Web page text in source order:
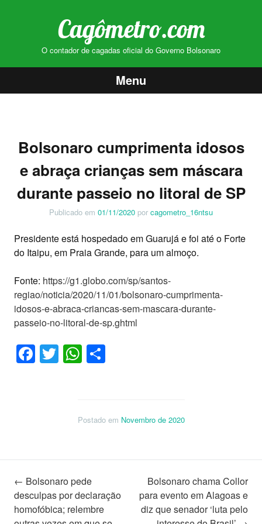
Cagômetro.com
O contador de cagadas oficial do Governo Bolsonaro
Menu
conteúdo
Bolsonaro cumprimenta idosos
e abraça crianças sem máscara
durante passeio no litoral de SP
Publicado em 01/11/2020 por cagometro_16ntsu
Presidente está hospedado em Guarujá e foi até o Forte
do Itaipu, em Praia Grande, para um almoço.
Fonte: https://g1.globo.com/sp/santos-
regiao/noticia/2020/11/01/bolsonaro-cumprimenta-
idosos-e-abraca-criancas-sem-mascara-durante-
passeio-no-litoral-de-sp.ghtml
Facebook
TwitterWhatsApp
Postado em Novembro de 2020
Navegação
← Bolsonaro pede
desculpas por declaração
homofóbica; relembre
Bolsonaro chama Collor
para evento em Alagoas e
diz que senador ‘luta pelo